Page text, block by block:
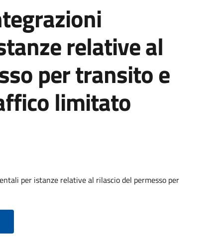
relative al
per transito e
limitato
per istanze relative al rilascio del permesso per